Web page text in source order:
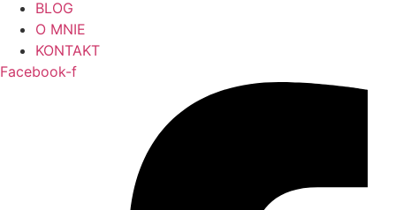
BLOG
O MNIE
KONTAKT
Facebook-f